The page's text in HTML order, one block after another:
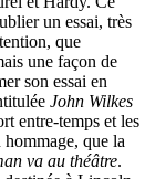
un essai, très
que
une façon de
son essai en
John Wilkes
entre-temps et les
hommage, que la
va au théâtre.